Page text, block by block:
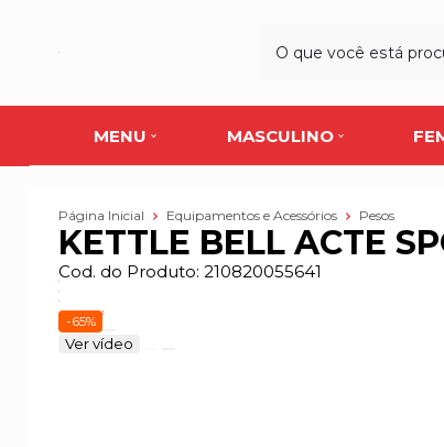
MENU MASCULINO
Página Inicial Equipamentos e Acessórios Pesos
KETTLE BELL ACTE
Cod. do Produto: 210820055641
-65%
Ver vídeo